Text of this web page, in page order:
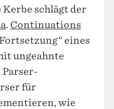
schlägt der
. Continuations
eines
ungeahnte
für
wie